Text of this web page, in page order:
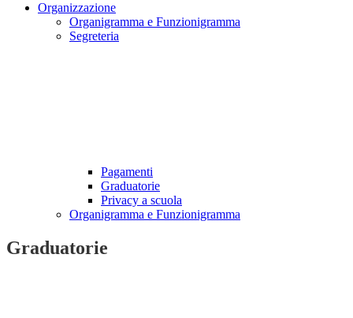
Organizzazione
Organigramma e Funzionigramma
Segreteria
Pagamenti
Graduatorie
Privacy a scuola
Organigramma e Funzionigramma
Graduatorie